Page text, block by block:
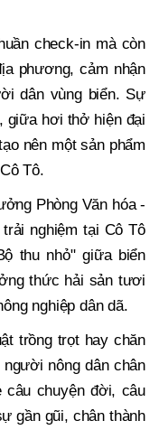
check-in mà còn
phương, cảm nhận
dân vùng biển. Sự
giữa hơi thở hiện đại
nên một sản phẩm
Tô.
Phòng Văn hóa -
nghiệm tại Cô Tô
thu nhỏ" giữa biển
thức hải sản tươi
nghiệp dân dã.
trồng trọt hay chăn
nông dân chân
câu chuyện đời, câu
gần gũi, chân thành